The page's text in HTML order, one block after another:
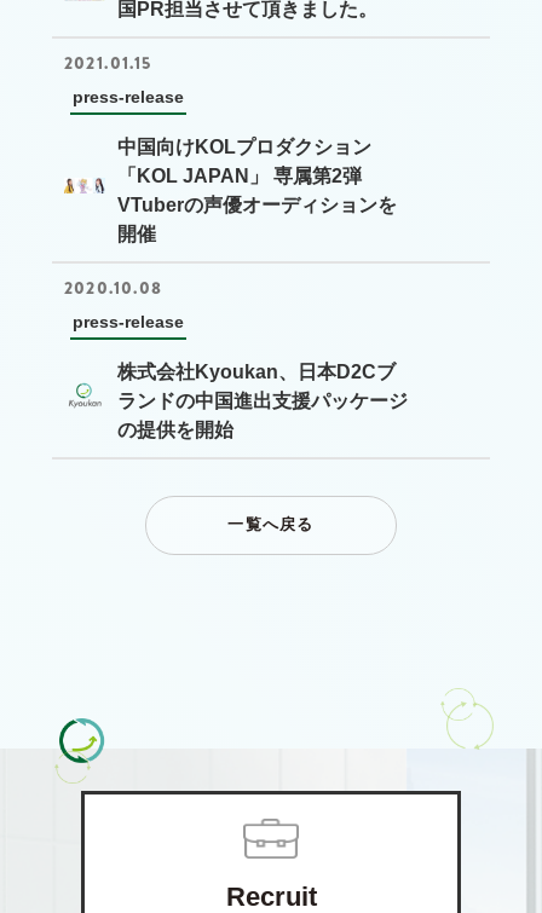
国PR担当させて頂きました。
2021.01.15
press-release
中国向けKOLプロダクション
「KOL JAPAN」 専属第2弾
VTuberの声優オーディションを
開催
2020.10.08
press-release
株式会社Kyoukan、日本D2Cブ
ランドの中国進出支援パッケージ
の提供を開始
一覧へ戻る
Recruit